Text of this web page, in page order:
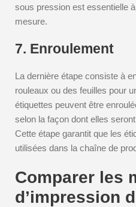
sous pression est essentielle
mesure.
7. Enroulement
La dernière étape consiste à
rouleaux ou des feuilles pour
étiquettes peuvent être
selon la façon dont elles
Cette étape garantit que les
utilisées dans la chaîne de
Comparer les
d’impression